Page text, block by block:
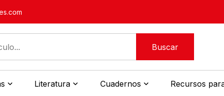
Buscar
Literatura Cuadernos Recursos